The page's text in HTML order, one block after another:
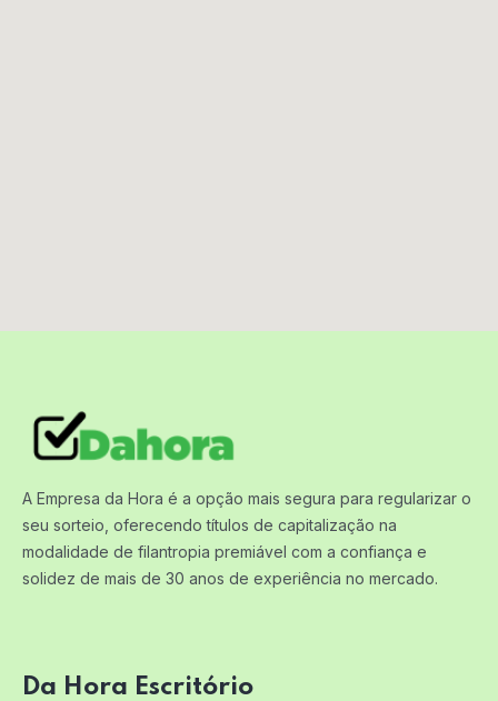
A Empresa da Hora é a opção mais segura para regularizar o
seu sorteio, oferecendo títulos de capitalização na
modalidade de filantropia premiável com a confiança e
solidez de mais de 30 anos de experiência no mercado.
Da Hora Escritório